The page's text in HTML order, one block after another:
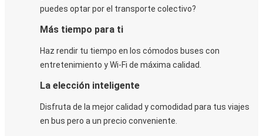
puedes optar por el transporte colectivo?
Más tiempo para ti
Haz rendir tu tiempo en los cómodos buses con
entretenimiento y Wi-Fi de máxima calidad.
La elección inteligente
Disfruta de la mejor calidad y comodidad para tus viajes
en bus pero a un precio conveniente.